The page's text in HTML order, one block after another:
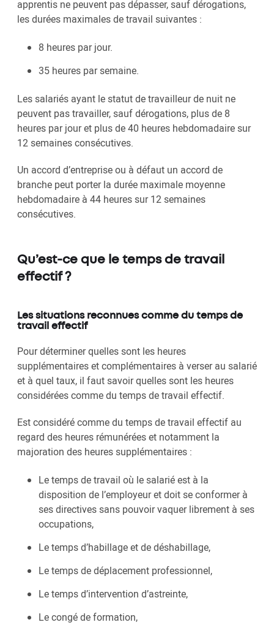
apprentis ne peuvent pas dépasser, sauf dérogations,
les durées maximales de travail suivantes :
8 heures par jour.
35 heures par semaine.
Les salariés ayant le statut de travailleur de nuit ne
peuvent pas travailler, sauf dérogations, plus de 8
heures par jour et plus de 40 heures hebdomadaire sur
12 semaines consécutives.
Un accord d’entreprise ou à défaut un accord de
branche peut porter la durée maximale moyenne
hebdomadaire à 44 heures sur 12 semaines
consécutives.
Qu’est-ce que le temps de travail
effectif ?
Les situations reconnues comme du temps de
travail effectif
Pour déterminer quelles sont les heures
supplémentaires et complémentaires à verser au salarié
et à quel taux, il faut savoir quelles sont les heures
considérées comme du temps de travail effectif.
Est considéré comme du temps de travail effectif au
regard des heures rémunérées et notamment la
majoration des heures supplémentaires :
Le temps de travail où le salarié est à la
disposition de l’employeur et doit se conformer à
ses directives sans pouvoir vaquer librement à ses
occupations,
Le temps d’habillage et de déshabillage,
Le temps de déplacement professionnel,
Le temps d’intervention d’astreinte,
Le congé de formation,